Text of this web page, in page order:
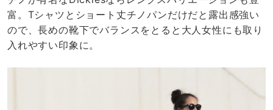
富。Tシャツとショート丈チノパンだけだと露出感強い
ので、長めの靴下でバランスをとると大人女性にも取り
入れやすい印象に。